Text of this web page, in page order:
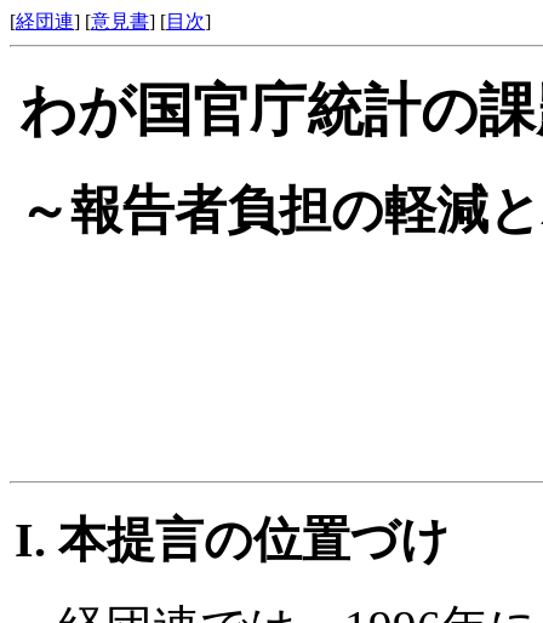
[経団連] [意見書] [目次]
わが国官庁統計の
～報告者負担の軽減
本提言の位置づけ